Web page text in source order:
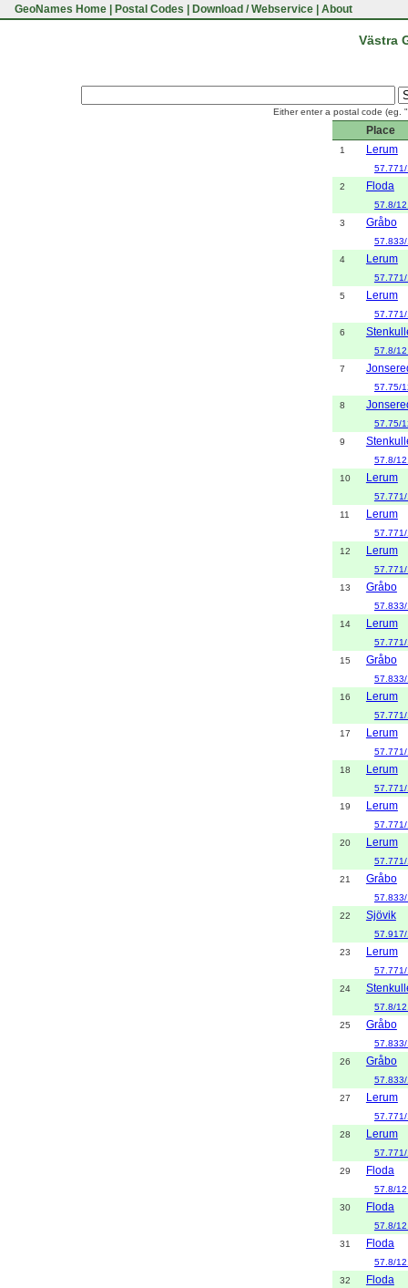
GeoNames Home Postal Codes Download / Webservice About
Västra
Either enter a postal code (eg.
Place
1 Lerum
2
Floda
57.8/
3
Gråbo
4
Lerum
5
Lerum
6
57.8/
7
57.75/
8
57.75/
9
57.8/
10
Lerum
11
Lerum
12
Lerum
13
Gråbo
14
Lerum
15
Gråbo
16
Lerum
17
Lerum
18
Lerum
19
Lerum
20
Lerum
21
Gråbo
22
Sjövik
23
Lerum
24
57.8/
25
Gråbo
26
Gråbo
27
Lerum
28
Lerum
29
Floda
57.8/
30
Floda
57.8/
31
Floda
57.8/
32
Floda